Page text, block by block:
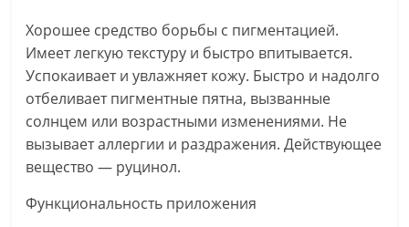
Хорошее средство борьбы с пигментацией.
Имеет легкую текстуру и быстро впитывается.
Успокаивает и увлажняет кожу. Быстро и надолго
отбеливает пигментные пятна, вызванные
солнцем или возрастными изменениями. Не
вызывает аллергии и раздражения. Действующее
вещество — руцинол.
Функциональность приложения